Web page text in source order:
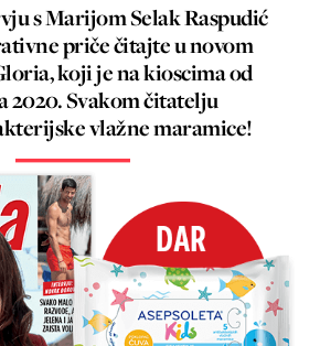
s Marijom Selak Raspudić
priče čitajte u novom
koji je na kioscima od
2020. Svakom čitatelju
vlažne maramice!